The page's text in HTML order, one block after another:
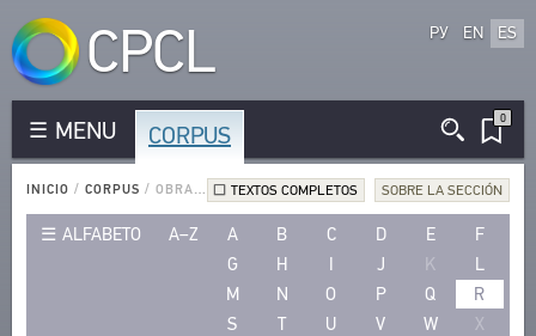
CPCL РУ EN ES
MENU CORPUS
0
INICIO / CORPUS / OBRAS EN OTRAS LENGUAS TEXTOS COMPLETOS SOBRE LA SECCIÓN
ALFABETO A–Z A B C D E
F
G
H I J K
L
M
N O P Q
R
S
T U V W
X
CORPUS
AUTORES DE LENGUA RUSA
AUTORES DE OTRAS LENGUAS
OBRAS EN LENGUA RUSA
OBRAS EN OTRAS LENGUAS